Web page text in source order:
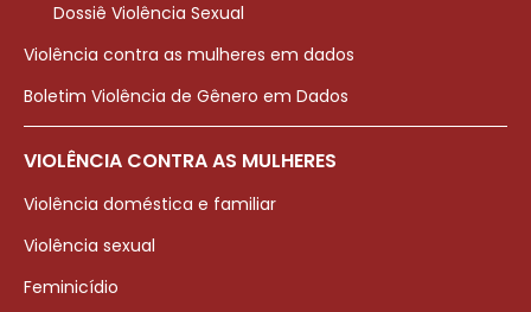
Dossiê Violência Sexual
Violência contra as mulheres em dados
Boletim Violência de Gênero em Dados
VIOLÊNCIA CONTRA AS MULHERES
Violência doméstica e familiar
Violência sexual
Feminicídio